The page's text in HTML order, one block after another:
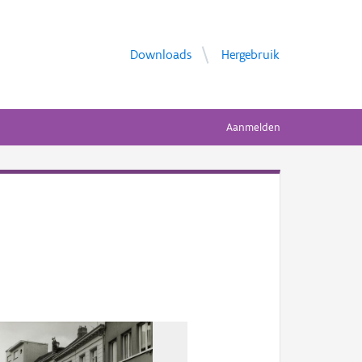
Downloads Hergebruik
Aanmelden